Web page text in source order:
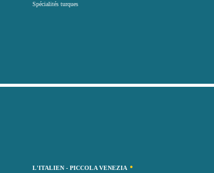
Spécialités turques
L'ITALIEN - PICCOLA VENEZIA •